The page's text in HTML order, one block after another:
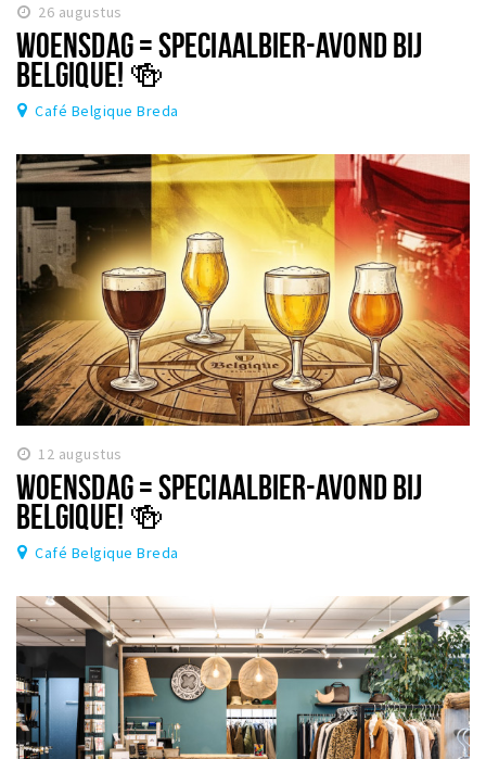
26 augustus
WOENSDAG = SPECIAALBIER-AVOND BIJ
BELGIQUE! 🍻
Café Belgique Breda
12 augustus
WOENSDAG = SPECIAALBIER-AVOND BIJ
BELGIQUE! 🍻
Café Belgique Breda